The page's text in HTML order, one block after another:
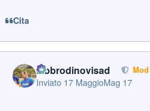
Cita
labbrodinovisad Mod
Inviato 17 MaggioMag 17